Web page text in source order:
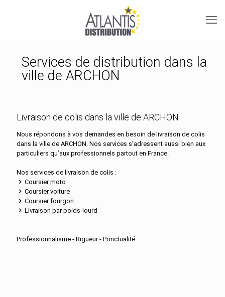
Services de distribution dans la
ville de ARCHON
Livraison de colis dans la ville de ARCHON
Nous répondons à vos demandes en besoin de livraison de colis
dans la ville de ARCHON. Nos services s’adressent aussi bien aux
particuliers qu’aux professionnels partout en France.
Nos services de livraison de colis :
Coursier moto
Coursier voiture
Coursier fourgon
Livraison par poids-lourd
Professionnalisme - Rigueur - Ponctualité